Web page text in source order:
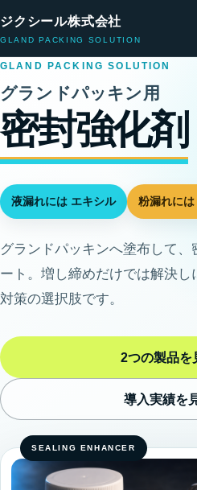
ジクシール株式会社
GLAND PACKING SOLUTION
GLAND PACKING SOLUTION
グランドパッキン用
密封強化剤
液漏れには エキシル 粉漏れに
グランドパッキンへ塗布して
ート。 増し締めだけでは解決し
対策の選択肢です。
2つの製品を
導入実績を